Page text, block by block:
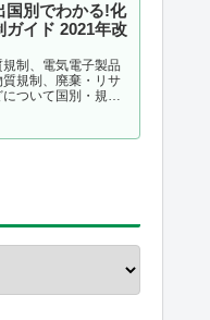
国別でわかる!化
ガイド 2021年改
制、電気電子製品
規制、廃棄・リサ
ついて国別・規制
形式で事例掲載